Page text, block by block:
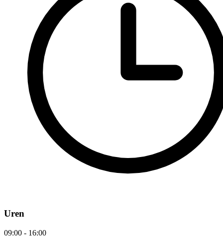
Uren
09:00 - 16:00